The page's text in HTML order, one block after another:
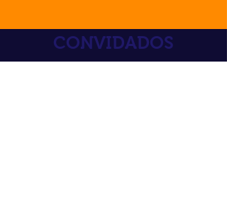
CONVIDADOS